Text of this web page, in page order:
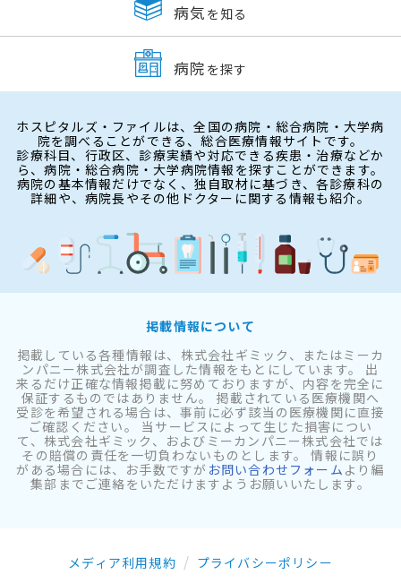
病気 を知る
病院 を探す
ホスピタルズ・ファイルは、全国の病院・総合病院・大学病
院を調べることができる、総合医療情報サイトです。
診療科目、行政区、診療実績や対応できる疾患・治療などか
ら、病院・総合病院・大学病院情報を探すことができます。
病院の基本情報だけでなく、独自取材に基づき、各診療科の
詳細や、病院長やその他ドクターに関する情報も紹介。
掲載情報について
掲載している各種情報は、株式会社ギミック、またはミーカ
ンパニー株式会社が調査した情報をもとにしています。 出
来るだけ正確な情報掲載に努めておりますが、内容を完全に
保証するものではありません。 掲載されている医療機関へ
受診を希望される場合は、事前に必ず該当の医療機関に直接
ご確認ください。 当サービスによって生じた損害につい
て、株式会社ギミック、およびミーカンパニー株式会社では
その賠償の責任を一切負わないものとします。 情報に誤り
がある場合には、お手数ですが お問い合わせフォーム より編
集部までご連絡をいただけますようお願いいたします。
メディア利用規約
プライバシーポリシー